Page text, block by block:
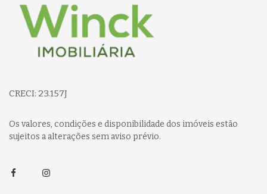
CRECI: 23.157J
Os valores, condições e disponibilidade dos imóveis estão
sujeitos a alterações sem aviso prévio.
FacebookInstagram